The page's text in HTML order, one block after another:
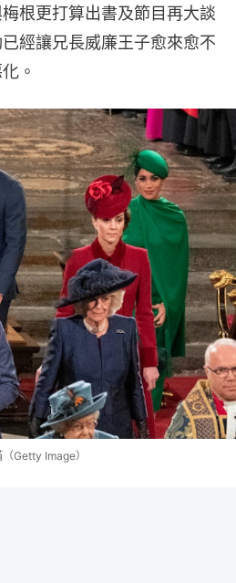
根更打算出書及節目再大談
經讓兄長威廉王子愈來愈不
。
Getty Image）